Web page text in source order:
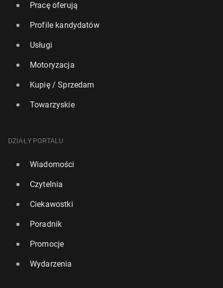
Pracę oferują
Profile kandydatów
Usługi
Motoryzacja
Kupię / Sprzedam
Towarzyskie
DZIAŁY PORTALU
Wiadomości
Czytelnia
Ciekawostki
Poradnik
Promocje
Wydarzenia